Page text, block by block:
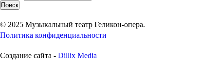
© 2025 Музыкальный театр Геликон-опера.
Политика конфиденциальности
Создание сайта - Dillix Media